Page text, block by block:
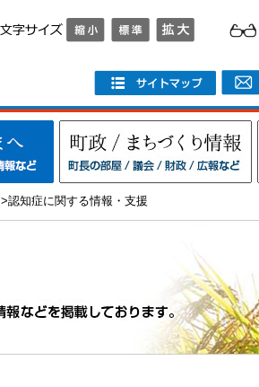
>認知症に関する情報・支援